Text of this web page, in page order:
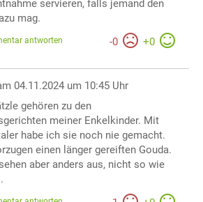
servieren, falls jemand den
mag.
-0 +0
antworten
04.11.2024 um 10:45 Uhr
gehören zu den
meiner Enkelkinder. Mit
habe ich sie noch nie gemacht.
einen länger gereiften Gouda.
aber anders aus, nicht so wie